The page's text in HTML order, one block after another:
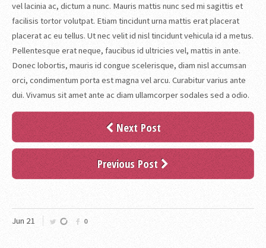
Jun 21 0
vel lacinia ac, dictum a nunc. Mauris mattis nunc sed mi sagittis et
facilisis tortor volutpat. Etiam tincidunt urna mattis erat placerat
placerat ac eu tellus. Ut nec velit id nisl tincidunt vehicula id a metus.
Pellentesque erat neque, faucibus id ultricies vel, mattis in ante.
Donec lobortis, mauris id congue scelerisque, diam nisl accumsan
orci, condimentum porta est magna vel arcu. Curabitur varius ante
dui. Vivamus sit amet ante ac diam ullamcorper sodales sed a odio.
Next Post
Previous Post